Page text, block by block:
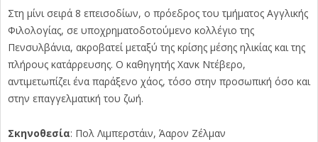
Στη μίνι σειρά 8 επεισοδίων, ο πρόεδρος του τμήματος Αγγλικής
Φιλολογίας, σε υποχρηματοδοτούμενο κολλέγιο της
Πενσυλβάνια, ακροβατεί μεταξύ της κρίσης μέσης ηλικίας και της
πλήρους κατάρρευσης. Ο καθηγητής Χανκ Ντέβερο,
αντιμετωπίζει ένα παράξενο χάος, τόσο στην προσωπική όσο και
στην επαγγελματική του ζωή.
Σκηνοθεσία: Πολ Λιμπερστάιν, Άαρον Ζέλμαν